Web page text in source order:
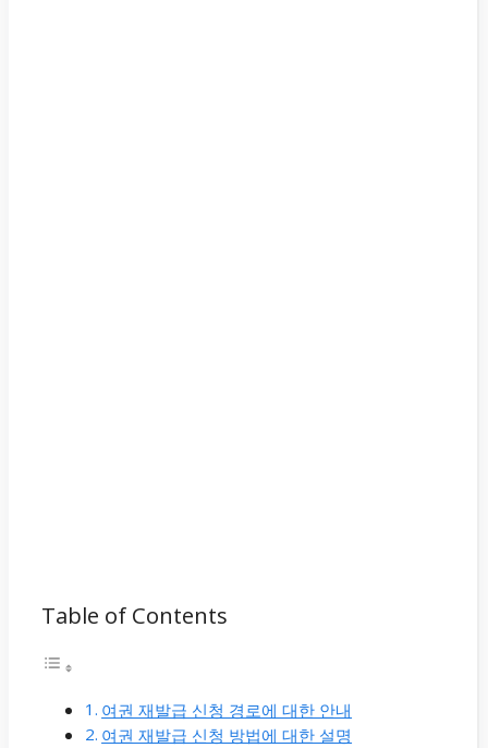
Table of Contents
여권 재발급 신청 경로에 대한 안내
여권 재발급 신청 방법에 대한 설명